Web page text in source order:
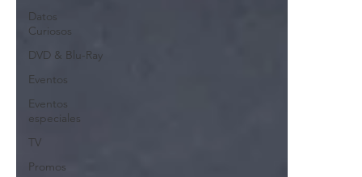
Datos
Curiosos
DVD & Blu-Ray
Eventos
Eventos
especiales
TV
Promos